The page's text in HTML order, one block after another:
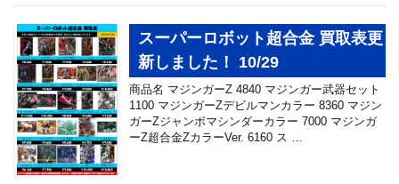
スーパーロボット超合金 買取表更
新しました！ 10/29
商品名 マジンガーZ 4840 マジンガー武器セット
1100 マジンガーZデビルマンカラー 8360 マジン
ガーZジャンボマシンダーカラー 7000 マジンガ
ーZ超合金ZカラーVer. 6160 ス …